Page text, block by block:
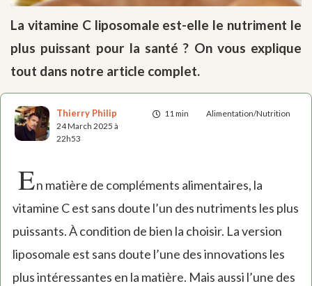
La vitamine C liposomale est-elle le nutriment le
plus puissant pour la santé ? On vous explique
tout dans notre article complet.
11 min Alimentation/Nutrition
Thierry Philip
24 March 2025 à
22h53
En matière de compléments alimentaires, la
vitamine C est sans doute l’un des nutriments les plus
puissants. À condition de bien la choisir. La version
liposomale est sans doute l’une des innovations les
plus intéressantes en la matière. Mais aussi l’une des